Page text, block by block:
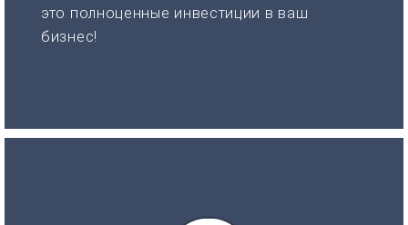
это полноценные инвестиции в ваш
бизнес!